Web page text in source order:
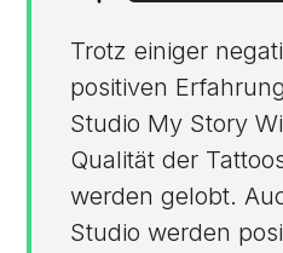
Trotz einiger
positiven
Studio My Story
Qualität der
werden gelobt.
Studio werden